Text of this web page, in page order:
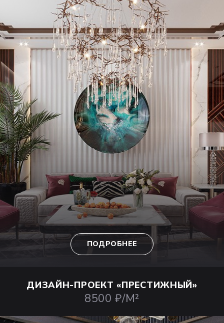
ПОДРОБНЕЕ
ДИЗАЙН-ПРОЕКТ «ПРЕСТИЖНЫЙ»
8500 ₽/М²